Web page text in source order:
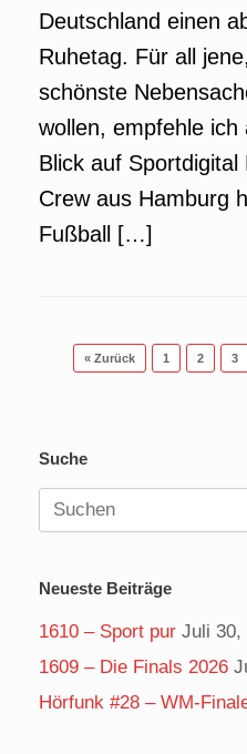
Deutschland einen
Ruhetag. Für all
schönste
wollen, empfehle ich
Blick auf Sportdigital
Crew aus Hamburg
Fußball […]
Beitragsnavigation
« Zurück 1 2 3
Suche
Suchen
nach:
Neueste Beiträge
1610 – Sport pur Juli 30,
1609 – Die Finals 2026
Hörfunk #28 – WM-